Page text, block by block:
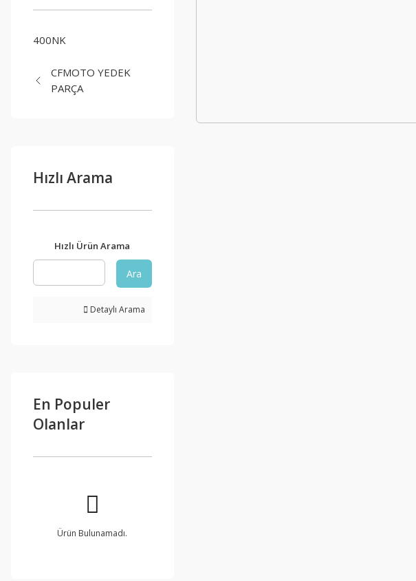
400NK
CFMOTO YEDEK
PARÇA
Hızlı Arama
Hızlı Ürün Arama
Ara
Detaylı Arama
En Populer
Olanlar
Ürün Bulunamadı.